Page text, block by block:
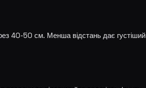
40-50 см. Менша відстань дає густіший